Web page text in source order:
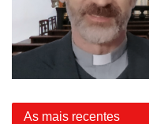
As mais recentes